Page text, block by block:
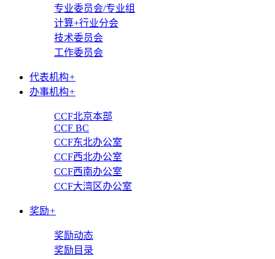
专业委员会/专业组
计算+行业分会
技术委员会
工作委员会
代表机构+
办事机构+
CCF北京本部
CCF BC
CCF东北办公室
CCF西北办公室
CCF西南办公室
CCF大湾区办公室
奖励+
奖励动态
奖励目录